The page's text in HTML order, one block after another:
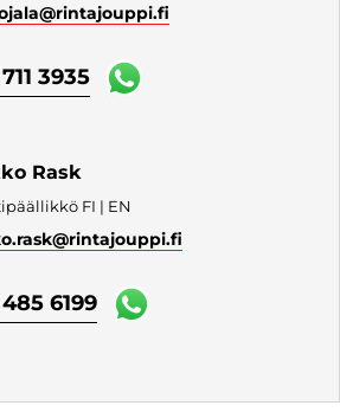
@rintajouppi.fi
3935
Rask
FI | EN
@rintajouppi.fi
6199